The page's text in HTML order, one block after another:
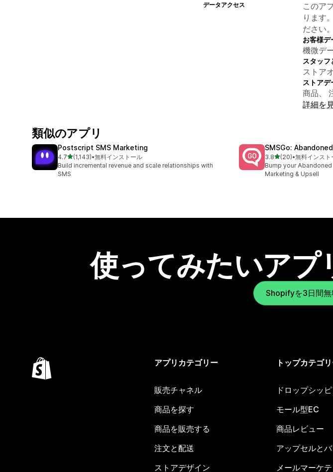
データアクセス
このア
ります
ださい。
お客様デ
機微デ
スタッ
ストア
ストアデ
商品、
詳細を
類似のアプリ
Postscript SMS Marketing
4.75つ星中
(1,143)
合計レビュー数：1143件
•無料インストール
Build incremental revenue and scale relationships with
SMS
SMSGo:
3.85つ星中
(20)
合計レビュー数：20件
•無料インスト
Bump your
Marketing & Upsell
使ってみたいアプ
Shopifyを3日間無
アプリカテゴリー
販売チャネル
商品を探す
商品を販売する
注文と配送
ストアデザイン
トップカテゴ
ドロップシッ
モール型EC
商品レビュー
アップセルと
メールマーケ